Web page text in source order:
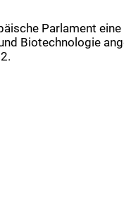
Parlament
Biotechnologie